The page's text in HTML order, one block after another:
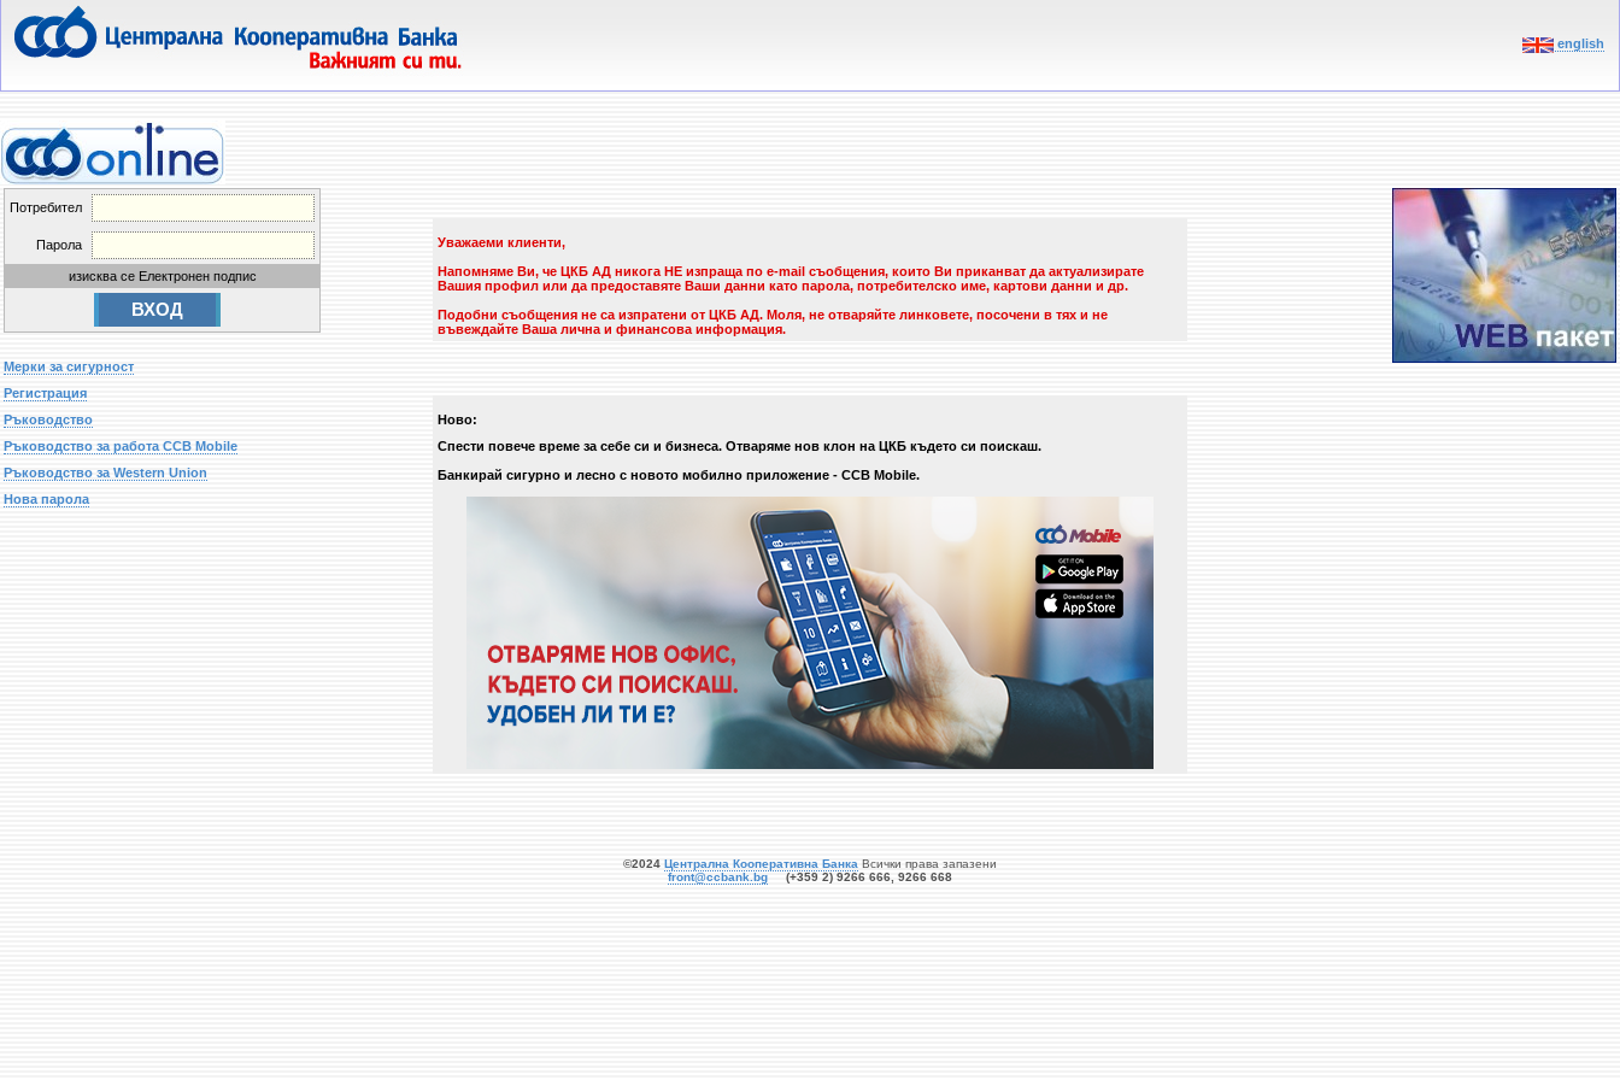
english
Потребител
Парола
изисква се Електронен подпис
Мерки за сигурност
Регистрация
Ръководство
Ръководство за работа CCB Mobile
Ръководство за Western Union
Нова парола
Уважаеми клиенти,
Напомняме Ви, че ЦКБ АД никога НЕ изпраща по e-mail съобщения, които Ви приканват да актуализирате
Вашия профил или да предоставяте Ваши данни като парола, потребителско име, картови данни и др.
Подобни съобщения не са изпратени от ЦКБ АД. Моля, не отваряйте линковете, посочени в тях и не
въвеждайте Ваша лична и финансова информация.
Ново:
Спести повече време за себе си и бизнеса. Отваряме нов клон на ЦКБ където си поискаш.
Банкирай сигурно и лесно с новото мобилно приложение - CCB Mobile.
©2024 Централна Кооперативна Банка Всички права запазени
front@ccbank.bg
(+359 2) 9266 666, 9266 668